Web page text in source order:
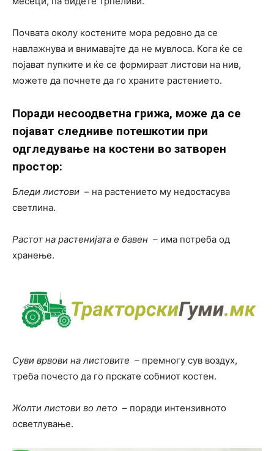
Почвата околу костените мора редовно да се
навлажнува и внимавајте да не мувлоса. Кога ќе се
појават пупките и ќе се формираат листови на нив,
можете да почнете да го храните растението.
Поради несоодветна грижа, може да се
појават следниве потешкотии при
одгледување на костени во затворен
простор:
Бледи листови – на растението му недостасува
светлина.
Растот на растенијата е бавен – има потреба од
хранење.
Суви врвови на листовите – премногу сув воздух,
треба почесто да го прскате собниот костен.
Жолти листови во лето – поради интензивното
осветлување.